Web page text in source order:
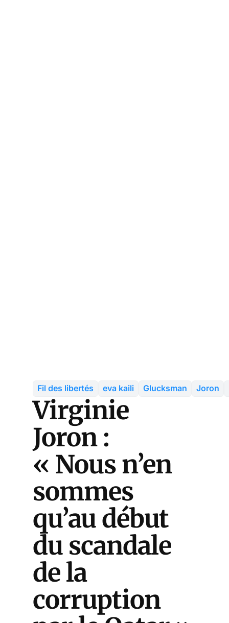
Fil des libertés eva kaili Glucksman Joron
Virginie
Joron :
« Nous n’en
sommes
qu’au début
du scandale
de la
corruption